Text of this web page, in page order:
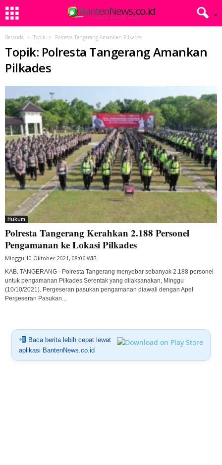
Beranda Topik Polresta Tangerang Amankan Pilkades
Topik: Polresta Tangerang Amankan
Pilkades
Hukum
Polresta Tangerang Kerahkan 2.188 Personel
Pengamanan ke Lokasi Pilkades
Minggu 10 Oktober 2021, 08:06 WIB
KAB. TANGERANG - Polresta Tangerang menyebar sebanyak 2.188 personel
untuk pengamanan Pilkades Serentak yang dilaksanakan, Minggu
(10/10/2021). Pergeseran pasukan pengamanan diawali dengan Apel
Pergeseran Pasukan...
Baca berita lebih cepat lewat
aplikasi BantenNews.co.id